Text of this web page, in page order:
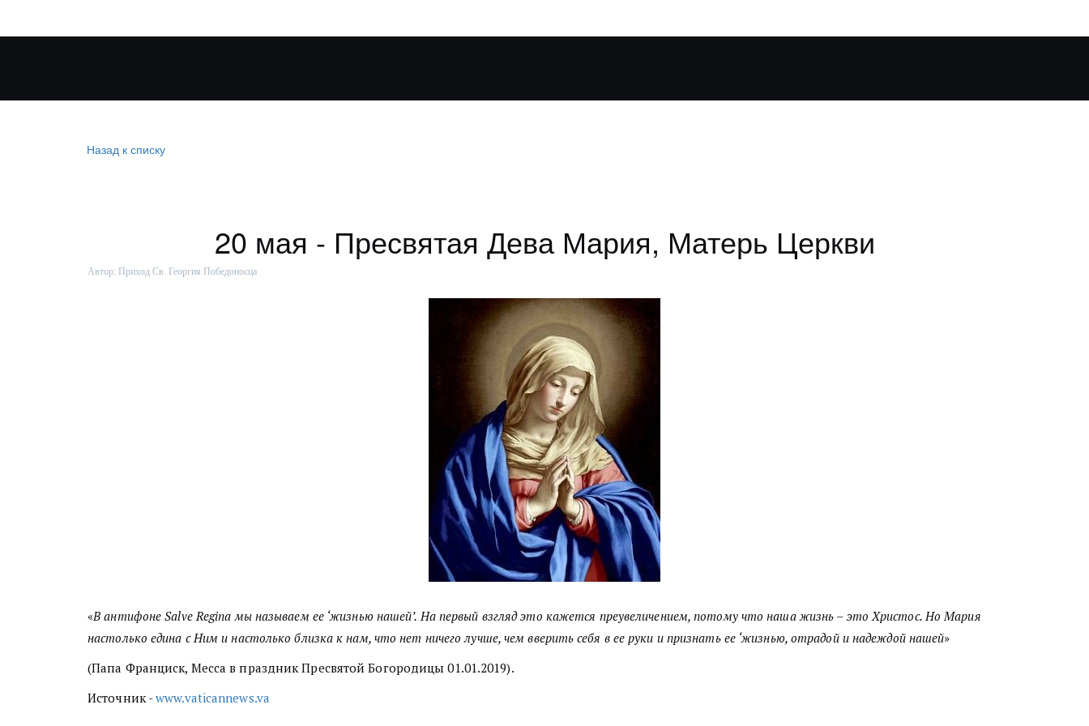
Назад к списку
20 мая - Пресвятая Дева Мария, Матерь Церкви
Автор: Приход Св. Георгия Победоносца
«В антифоне Salve Regina мы называем ее ‘жизнью нашей’. На первый взгляд это кажется преувеличением, потому что наша жизнь – это Христос. Но Мария
настолько едина с Ним и настолько близка к нам, что нет ничего лучше, чем вверить себя в ее руки и признать ее ‘жизнью, отрадой и надеждой нашей»
(Папа Франциск, Месса в праздник Пресвятой Богородицы 01.01.2019).
Источник -www.vaticannews.va